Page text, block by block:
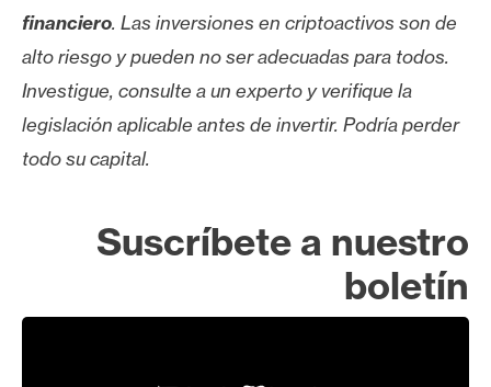
s
s
N
e
financiero. Las inversiones en criptoactivos son de
alto riesgo y pueden no ser adecuadas para todos.
Investigue, consulte a un experto y verifique la
legislación aplicable antes de invertir. Podría perder
todo su capital.
Suscríbete a nuestro
boletín